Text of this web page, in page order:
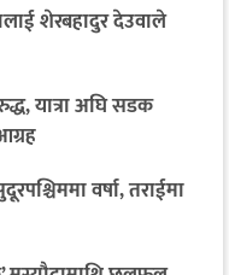
शेरबहादुर देउवाले
यात्रा अघि सडक
वर्षा, तराईमा